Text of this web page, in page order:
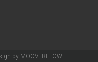
by MOOVERFLOW